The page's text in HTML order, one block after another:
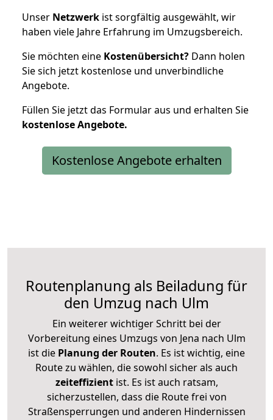
Unser Netzwerk ist sorgfältig ausgewählt, wir
haben viele Jahre Erfahrung im Umzugsbereich.
Sie möchten eine Kostenübersicht? Dann holen
Sie sich jetzt kostenlose und unverbindliche
Angebote.
Füllen Sie jetzt das Formular aus und erhalten Sie
kostenloseAngebote.
Kostenlose Angebote erhalten
Routenplanung als Beiladung für
den Umzug nach Ulm
Ein weiterer wichtiger Schritt bei der
Vorbereitung eines Umzugs von Jena nach Ulm
ist die Planung der Routen. Es ist wichtig, eine
Route zu wählen, die sowohl sicher als auch
zeiteffizientist. Es ist auch ratsam,
sicherzustellen, dass die Route frei von
Straßensperrungen und anderen Hindernissen